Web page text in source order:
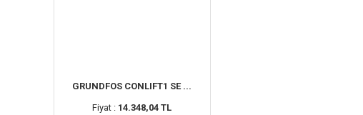
GRUNDFOS CONLIFT1 SE ...
Fiyat : 14.348,04 TL